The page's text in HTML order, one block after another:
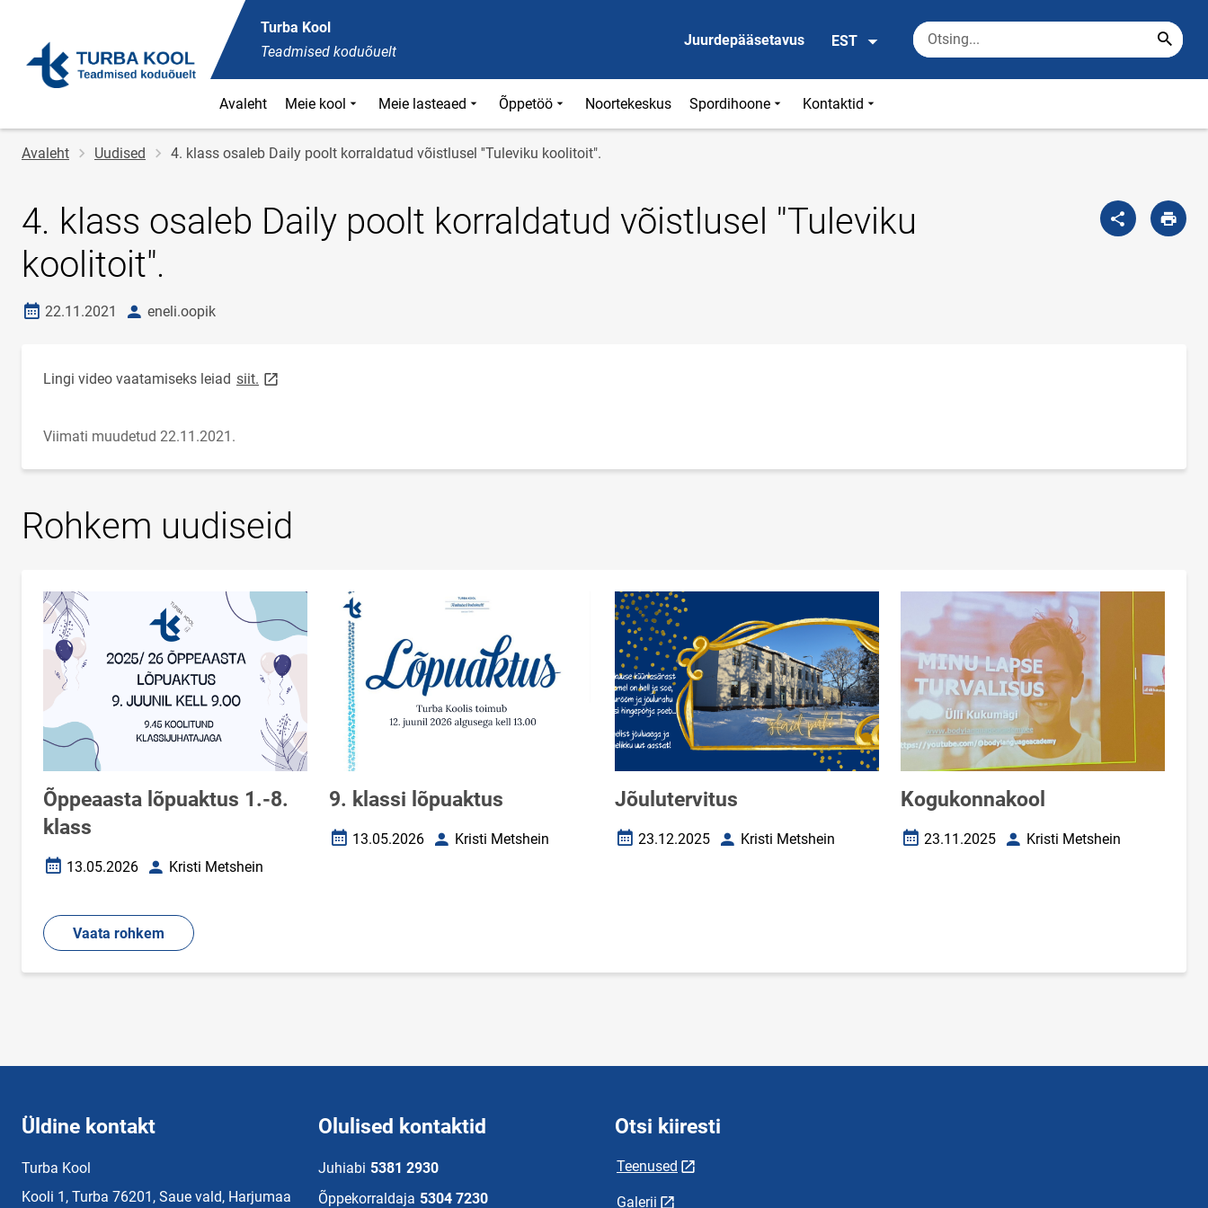
Turba Kool
Teadmised koduõuelt
Juurdepääsetavus EST
Avaleht Meie kool Meie lasteaed Õppetöö Noortekeskus Spordihoone Kontaktid
Jälglink
Avaleht Uudised 4. klass osaleb Daily poolt korraldatud võistlusel ''Tuleviku koolitoit".
4. klass osaleb Daily poolt korraldatud võistlusel ''Tuleviku
koolitoit".
Loomise kuupäev
22.11.2021 autoreneli.oopik
Lingi video vaatamiseks leiad siit. link opens on new page
Viimati muudetud 22.11.2021.
Rohkem uudiseid
Õppeaasta lõpuaktus 1.-8.
klass
Loomise kuupäev
13.05.2026 AutorKristi Metshein
9. klassi lõpuaktus
Loomise kuupäev
13.05.2026 AutorKristi Metshein
Jõulutervitus
Loomise kuupäev
23.12.2025 AutorKristi Metshein
Kogukonnakool
Loomise kuupäev
23.11.2025 AutorKristi Metshein
Vaata rohkem
Üldine kontakt
Turba Kool
Kooli 1, Turba 76201, Saue vald, Harjumaa
Olulised kontaktid
Juhiabi 5381 2930
Õppekorraldaja 5304 7230
Otsi kiiresti
Teenused
Galerii